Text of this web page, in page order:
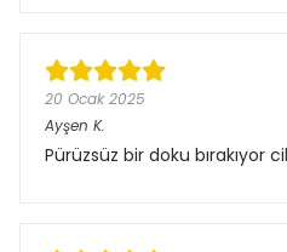
20 Ocak 2025
Ayşen K.
Pürüzsüz bir doku bırakıyor